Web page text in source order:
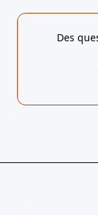
Des